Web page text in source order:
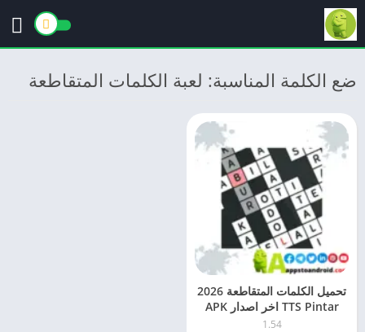
ضع الكلمة المناسبة: لعبة الكلمات المتقاطعة
تحميل الكلمات المتقاطعة 2026
TTS Pintar اخر اصدار APK
للاندرويد
1.54